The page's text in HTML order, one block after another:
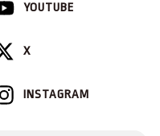
YOUTUBE
X
INSTAGRAM